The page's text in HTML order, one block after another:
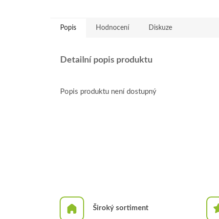
Popis Hodnocení Diskuze
Detailní popis produktu
Popis produktu není dostupný
Široký sortiment